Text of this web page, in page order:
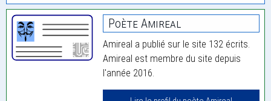
Poète Amireal
Amireal a publié sur le site 132 écrits.
Amireal est membre du site depuis
l'année 2016.